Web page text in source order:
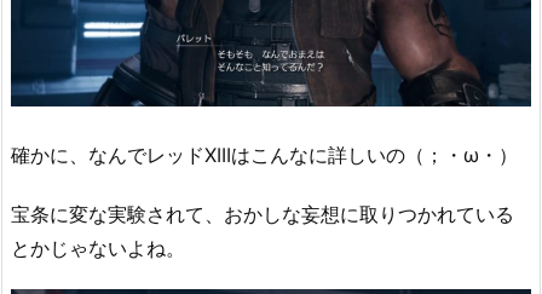
確かに、なんでレッドXIIIはこんなに詳しいの（；・ω・）
宝条に変な実験されて、おかしな妄想に取りつかれている
とかじゃないよね。